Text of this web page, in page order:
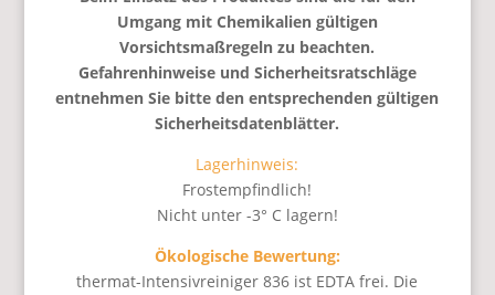
Umgang mit Chemikalien gültigen
Vorsichtsmaßregeln zu beachten.
Gefahrenhinweise und Sicherheitsratschläge
entnehmen Sie bitte den entsprechenden gültigen
Sicherheitsdatenblätter.
Lagerhinweis:
Frostempfindlich!
Nicht unter -3° C lagern!
Ökologische Bewertung:
thermat-Intensivreiniger 836 ist EDTA frei. Die